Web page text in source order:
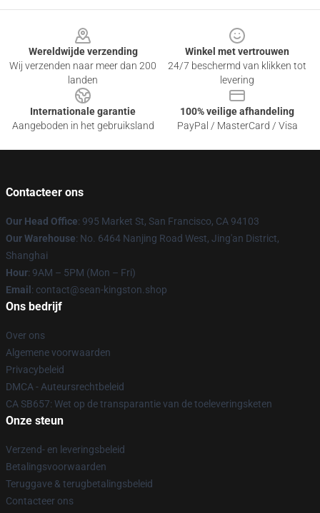
Wereldwijde verzending
Wij verzenden naar meer dan 200
landen
Winkel met vertrouwen
24/7 beschermd van klikken tot
levering
Internationale garantie
Aangeboden in het gebruiksland
100% veilige afhandeling
PayPal / MasterCard / Visa
Contacteer ons
Our Head Office: 995 Market St, San Francisco, CA 94103
Our Warehouse: No. 6464 Nanjing Road West, Jing'an District,
Shanghai
Hour: 9AM – 5PM (Mon – Fri)
Email : contact@sean-kingston.shop
Ons bedrijf
Over ons
Algemene voorwaarden
Privacybeleid
DMCA - Auteursrechtbeleid
CA SB657: Wet op de transparantie van de toeleveringsketen
Onze steun
Verzend- en leveringsbeleid
Betalingsvoorwaarden
Teruggave & terugbetalingsbeleid
Contacteer ons